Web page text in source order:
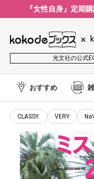
『女性自身』定期
光文社の公式
おすすめ
CLASSY. VERY